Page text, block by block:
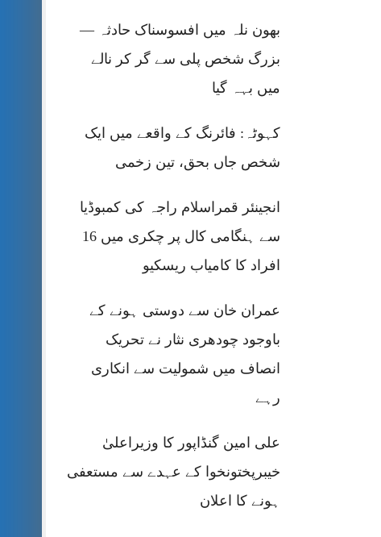
بھون نلہ میں افسوسناک حادثہ —
بزرگ شخص پلی سے گر کر نالے
میں بہہ گیا
کہوٹہ: فائرنگ کے واقعے میں ایک
شخص جاں بحق، تین زخمی
انجینئر قمراسلام راجہ کی کمبوڈیا
سے ہنگامی کال پر چکری میں 16
افراد کا کامیاب ریسکیو
عمران خان سے دوستی ہونے کے
باوجود چودھری نثار نے تحریک
انصاف میں شمولیت سے انکاری
رہے
علی امین گنڈاپور کا وزیراعلیٰ
خیبرپختونخوا کے عہدے سے مستعفی
ہونے کا اعلان